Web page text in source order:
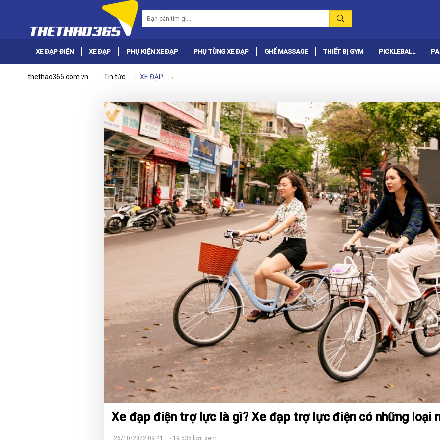
XE ĐẠP ĐIỆN XE ĐẠP PHỤ KIỆN XE ĐẠP PHỤ TÙNG XE ĐẠP GHẾ MASSAGE THIẾT BỊ GYM PICKLEBALL
thethao365.com.vn Tin tức XE ĐẠP
Xe đạp điện trợ lực là gì? Xe đạp trợ lực điện có những loại
26/10/2022 09:41 - 19.535 lượt xem